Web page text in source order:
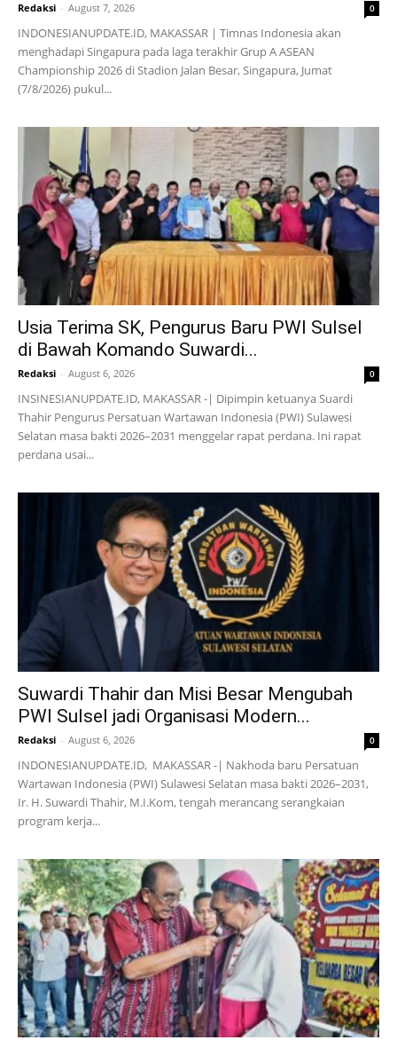
Redaksi - August 7, 2026 0
INDONESIANUPDATE.ID, MAKASSAR | Timnas Indonesia akan
menghadapi Singapura pada laga terakhir Grup A ASEAN
Championship 2026 di Stadion Jalan Besar, Singapura, Jumat
(7/8/2026) pukul...
Usia Terima SK, Pengurus Baru PWI Sulsel
di Bawah Komando Suwardi...
Redaksi - August 6, 2026 0
INSINESIANUPDATE.ID, MAKASSAR -| Dipimpin ketuanya Suardi
Thahir Pengurus Persatuan Wartawan Indonesia (PWI) Sulawesi
Selatan masa bakti 2026–2031 menggelar rapat perdana. Ini rapat
perdana usai...
Suwardi Thahir dan Misi Besar Mengubah
PWI Sulsel jadi Organisasi Modern...
Redaksi - August 6, 2026 0
INDONESIANUPDATE.ID, MAKASSAR -| Nakhoda baru Persatuan
Wartawan Indonesia (PWI) Sulawesi Selatan masa bakti 2026–2031,
Ir. H. Suwardi Thahir, M.I.Kom, tengah merancang serangkaian
program kerja...